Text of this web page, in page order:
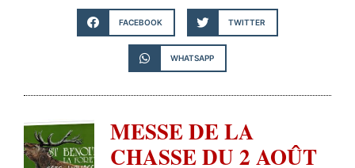
FACEBOOK TWITTER
WHATSAPP
MESSE DE LA
CHASSE DU 2 AOÛT